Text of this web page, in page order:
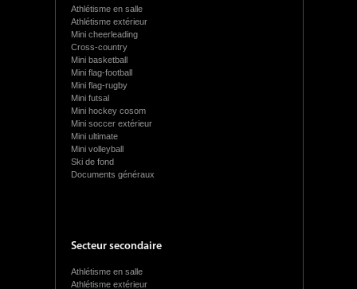
Athlétisme en salle
Athlétisme extérieur
Mini cheerleading
Cross-country
Mini basketball
Mini flag-football
Mini flag-rugby
Mini futsal
Mini hockey cosom
Mini soccer extérieur
Mini ultimate
Mini volleyball
Ski de fond
Documents généraux
Secteur secondaire
Athlétisme en salle
Athlétisme extérieur